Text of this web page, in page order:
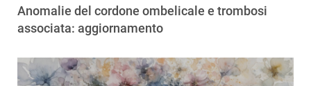
Anomalie del cordone ombelicale e trombosi
associata: aggiornamento